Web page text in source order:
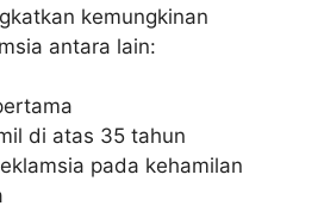
kemungkinan
antara lain:
di atas 35 tahun
pada kehamilan